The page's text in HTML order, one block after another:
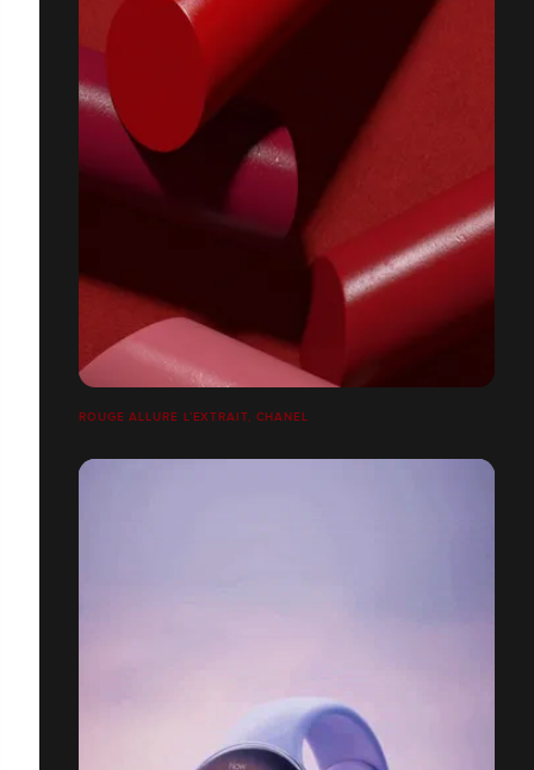
ROUGE ALLURE L’EXTRAIT, CHANEL